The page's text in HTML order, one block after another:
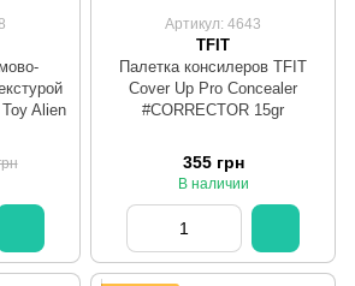
Alien
Артикул: 4643
TFIT
Палетка консилеров TFIT
Cover Up Pro Concealer
#CORRECTOR 15gr
355 грн
В наличии